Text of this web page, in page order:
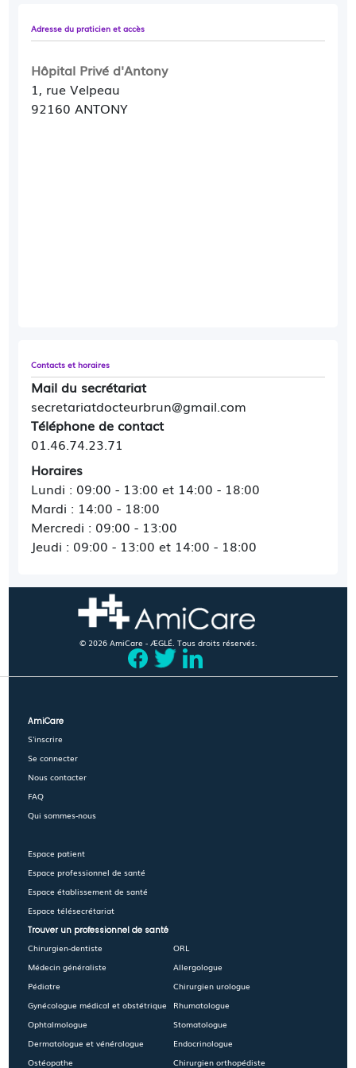
Adresse du praticien et accès
Hôpital Privé d'Antony
1, rue Velpeau
92160 ANTONY
Contacts et horaires
Mail du secrétariat
secretariatdocteurbrun@gmail.com
Téléphone de contact
01.46.74.23.71
Horaires
Lundi : 09:00 - 13:00 et 14:00 - 18:00
Mardi : 14:00 - 18:00
Mercredi : 09:00 - 13:00
Jeudi : 09:00 - 13:00 et 14:00 - 18:00
© 2026 AmiCare - ÆGLÉ. Tous droits réservés.
AmiCare
S'inscrire
Se connecter
Nous contacter
FAQ
Qui sommes-nous
Espace patient
Espace professionnel de santé
Espace établissement de santé
Espace télésecrétariat
Trouver un professionnel de santé
Chirurgien-dentiste
Médecin généraliste
Pédiatre
Gynécologue médical et obstétrique
Ophtalmologue
Dermatologue et vénérologue
Ostéopathe
ORL
Allergologue
Chirurgien urologue
Rhumatologue
Stomatologue
Endocrinologue
Chirurgien orthopédiste